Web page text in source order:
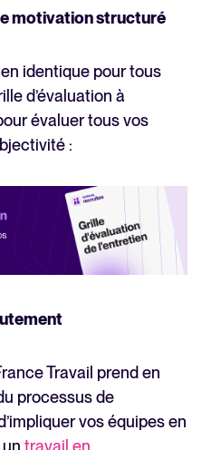
motivation structuré
identique pour tous
d’évaluation à
évaluer tous vos
:
Travail prend en
processus de
vos équipes en
travail en